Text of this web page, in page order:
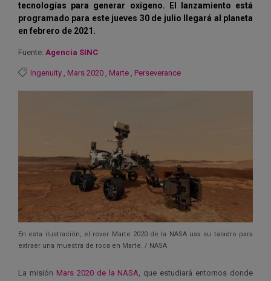
tecnologías para generar oxígeno. El lanzamiento está
programado para este jueves 30 de julio llegará al planeta
en febrero de 2021.
Fuente: Agencia SINC
Ingenuity , Mars 2020 , Marte , Perseverance
En esta ilustración, el rover Marte 2020 de la NASA usa su taladro para
extraer una muestra de roca en Marte. / NASA
La misión Mars 2020 de la NASA, que estudiará entornos donde